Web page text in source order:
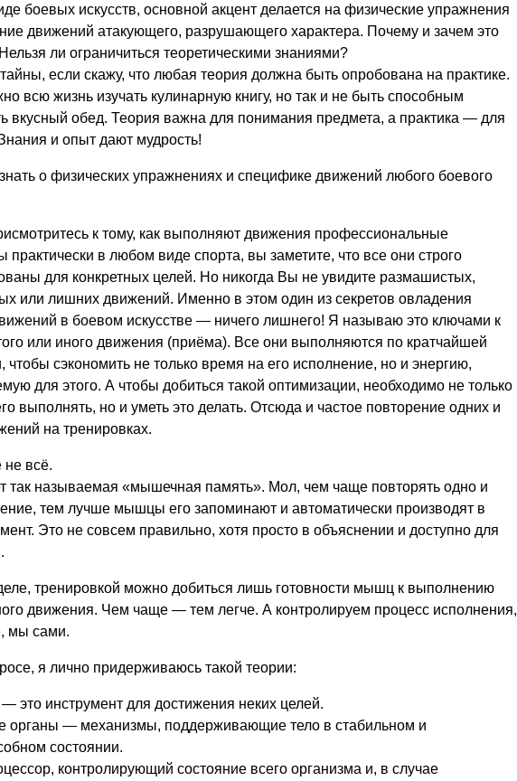
боевых искусств, основной акцент делается на физические упражнения
движений атакующего, разрушающего характера. Почему и зачем это
ли ограничиться теоретическими знаниями?
если скажу, что любая теория должна быть опробована на практике.
всю жизнь изучать кулинарную книгу, но так и не быть способным
вкусный обед. Теория важна для понимания предмета, а практика — для
и опыт дают мудрость!
о физических упражнениях и специфике движений любого боевого
к тому, как выполняют движения профессиональные
практически в любом виде спорта, вы заметите, что все они строго
для конкретных целей. Но никогда Вы не увидите размашистых,
или лишних движений. Именно в этом один из секретов овладения
в боевом искусстве — ничего лишнего! Я называю это ключами к
или иного движения (приёма). Все они выполняются по кратчайшей
чтобы сэкономить не только время на его исполнение, но и энергию,
для этого. А чтобы добиться такой оптимизации, необходимо не только
выполнять, но и уметь это делать. Отсюда и частое повторение одних и
на тренировках.
не всё.
так называемая «мышечная память». Мол, чем чаще повторять одно и
тем лучше мышцы его запоминают и автоматически производят в
Это не совсем правильно, хотя просто в объяснении и доступно для
тренировкой можно добиться лишь готовности мышц к выполнению
движения. Чем чаще — тем легче. А контролируем процесс исполнения,
мы сами.
я лично придерживаюсь такой теории:
это инструмент для достижения неких целей.
органы — механизмы, поддерживающие тело в стабильном и
состоянии.
контролирующий состояние всего организма и, в случае